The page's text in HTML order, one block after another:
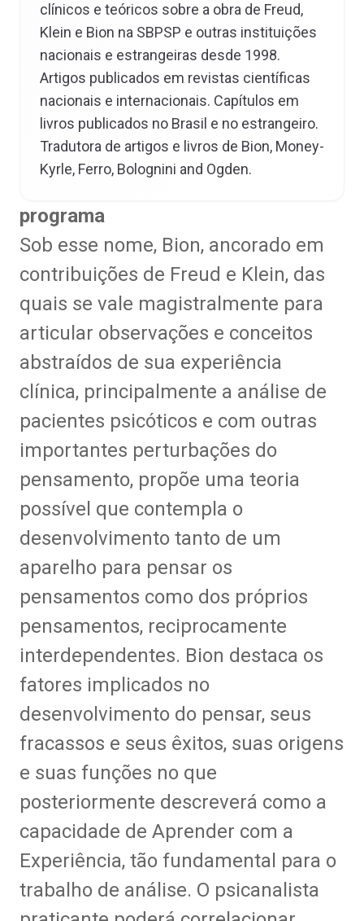
programa
Sob esse nome, Bion, ancorado em
contribuições de Freud e Klein, das
quais se vale magistralmente para
articular observações e conceitos
abstraídos de sua experiência
clínica, principalmente a análise de
pacientes psicóticos e com outras
importantes perturbações do
pensamento, propõe uma teoria
possível que contempla o
desenvolvimento tanto de um
aparelho para pensar os
pensamentos como dos próprios
pensamentos, reciprocamente
interdependentes. Bion destaca os
fatores implicados no
desenvolvimento do pensar, seus
fracassos e seus êxitos, suas origens
e suas funções no que
posteriormente descreverá como a
capacidade de Aprender com a
Experiência, tão fundamental para o
trabalho de análise. O psicanalista
clínicos e teóricos sobre a obra de Freud,
Klein e Bion na SBPSP e outras instituições
nacionais e estrangeiras desde 1998.
Artigos publicados em revistas científicas
nacionais e internacionais. Capítulos em
livros publicados no Brasil e no estrangeiro.
Tradutora de artigos e livros de Bion, Money-
Kyrle, Ferro, Bolognini and Ogden.